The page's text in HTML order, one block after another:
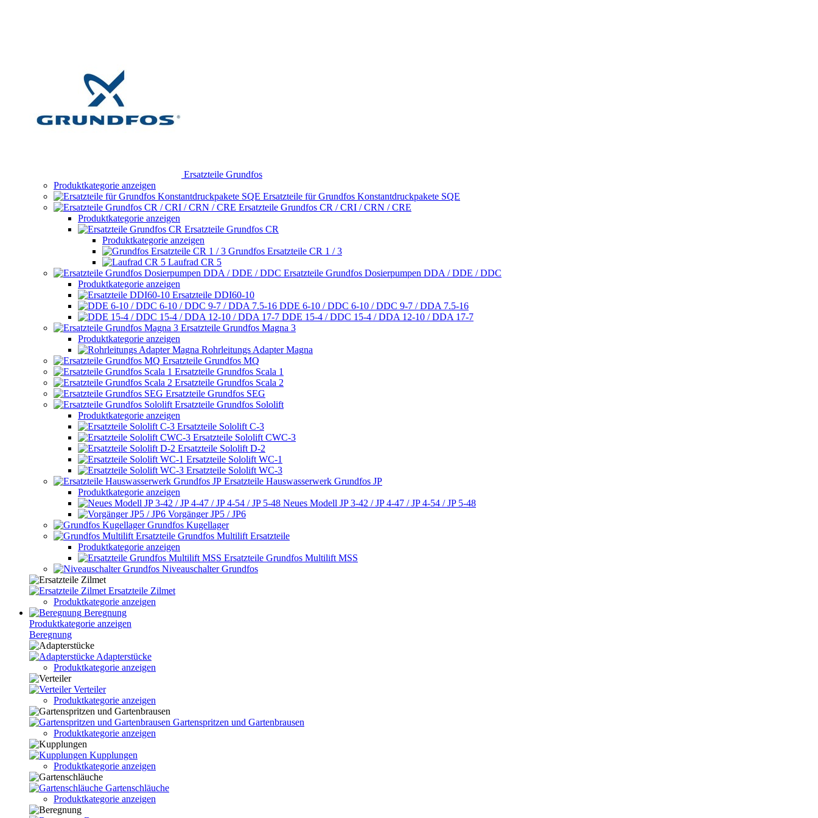
Ersatzteile Grundfos
Produktkategorie anzeigen
Ersatzteile für Grundfos Konstantdruckpakete SQE
Ersatzteile Grundfos CR / CRI / CRN / CRE
Produktkategorie anzeigen
Ersatzteile Grundfos CR
Produktkategorie anzeigen
Grundfos Ersatzteile CR 1 / 3
Laufrad CR 5
Ersatzteile Grundfos Dosierpumpen DDA / DDE / DDC
Produktkategorie anzeigen
Ersatzteile DDI60-10
DDE 6-10 / DDC 6-10 / DDC 9-7 / DDA 7.5-16
DDE 15-4 / DDC 15-4 / DDA 12-10 / DDA 17-7
Ersatzteile Grundfos Magna 3
Produktkategorie anzeigen
Rohrleitungs Adapter Magna
Ersatzteile Grundfos MQ
Ersatzteile Grundfos Scala 1
Ersatzteile Grundfos Scala 2
Ersatzteile Grundfos SEG
Ersatzteile Grundfos Sololift
Produktkategorie anzeigen
Ersatzteile Sololift C-3
Ersatzteile Sololift CWC-3
Ersatzteile Sololift D-2
Ersatzteile Sololift WC-1
Ersatzteile Sololift WC-3
Ersatzteile Hauswasserwerk Grundfos JP
Produktkategorie anzeigen
Neues Modell JP 3-42 / JP 4-47 / JP 4-54 / JP 5-48
Vorgänger JP5 / JP6
Grundfos Kugellager
Grundfos Multilift Ersatzteile
Produktkategorie anzeigen
Ersatzteile Grundfos Multilift MSS
Niveauschalter Grundfos
Ersatzteile Zilmet
Produktkategorie anzeigen
Beregnung
Produktkategorie anzeigen
Beregnung
Adapterstücke
Produktkategorie anzeigen
Verteiler
Produktkategorie anzeigen
Gartenspritzen und Gartenbrausen
Produktkategorie anzeigen
Kupplungen
Produktkategorie anzeigen
Gartenschläuche
Produktkategorie anzeigen